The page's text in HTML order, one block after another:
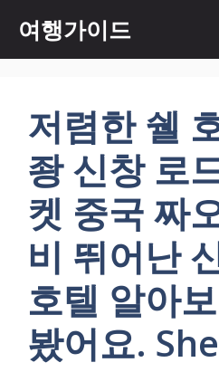
츠
여행가이드
저렴한 쉘
좡 신창 로
켓 중국 짜
비 뛰어난
호텔 알아
봤어요.